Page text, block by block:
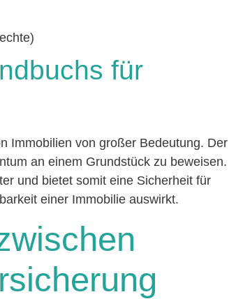
für
Immobilien von großer Bedeutung. Der
an einem Grundstück zu beweisen.
und bietet somit eine Sicherheit für
einer Immobilie auswirkt.